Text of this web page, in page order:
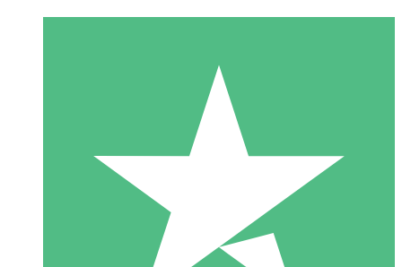
Individuele Creditpakketten
Betaal per gebruik met downloadtegoeden. Geen maandelijkse
1000